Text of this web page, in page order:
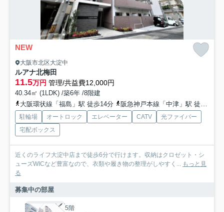
NEW
大阪市北区大淀中
ルアナ北梅田
11.5万円 管理/共益費12,000円
40.34㎡ (1LDK) /築6年 /8階建
大阪環状線「福島」駅 徒歩14分
阪急神戸本線「中津」駅 徒歩15分
駐輪場 オートロック エレベーター CATV
光ファイバー
宅配ボックス
近くのライフ大淀中店まで徒歩6分で行けます。収納はクロゼット・シ
ューズWICなど豊富なので、衣類や履き物の整理がしやすく...
もっと見
る
募集中の部屋
5階